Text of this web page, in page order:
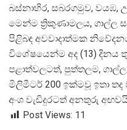
බස්නාහිර, සබරගමුව, වයඹ,
මෙන්ම ත්රිකුණාමලය, ගාල්ල
පිළිබඳ අවවාදාත්මක
විශේෂයෙන්ම අද (13) දිනය
පළාත්වලටත්, පුත්තලම,
මිලිමීටර් 200 ඉක්මවූ ඉතා
අංශ වැඩිදුරටත් අනතුරු
Post Views: 11